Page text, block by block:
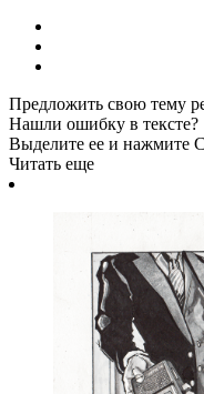
Предложить свою тему
Нашли ошибку в тексте?
Выделите ее и нажмите
Читать еще